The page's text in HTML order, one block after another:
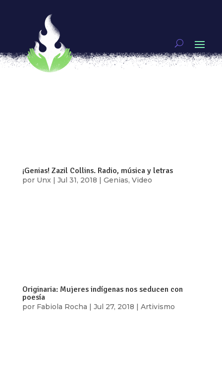
¡Genias! Celerina Patricia Sánchez: Poetas
indígenas
porUnx |Feb 26, 2019
[vc_row type=»in_container»
¡Genias! Zazil Collins. Radio, música y letras
por Unx| Jul 31, 2018 | Genias, Video
Originaria: Mujeres indígenas nos seducen con
poesía
por Fabiola Rocha | Jul 27, 2018 | Artivismo